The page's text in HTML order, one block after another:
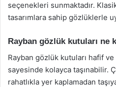
seçenekleri sunmaktadır.
tasarımlara sahip gözlüklerle
Rayban gözlük kutuları ne
Rayban gözlük kutuları hafif ve
sayesinde kolayca taşınabilir.
rahatlıkla yer kaplamadan